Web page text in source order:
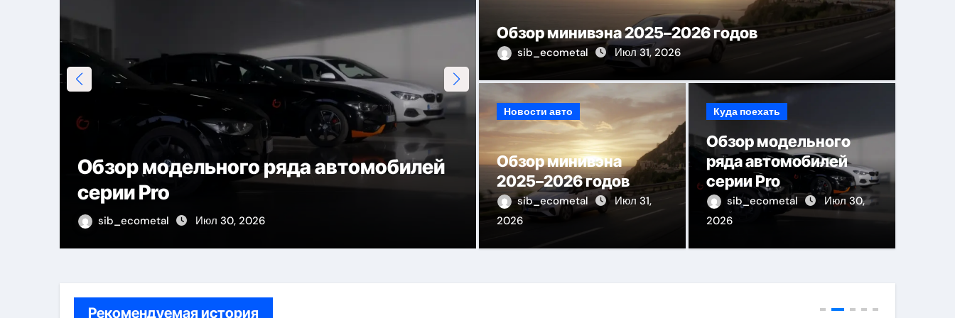
Ключевые особенности технического
обслуживания BMW
sib_ecometal Июл 20, 2026
Виды материалов для ногтевого
сервиса, наращивания ресниц и
депиляции
sib_ecometal Июл 13, 2026
Обзор минивэна 2025–2026 годов
sib_ecometal Июл 31, 2026
Новости авто
Обзор минивэна
2025–2026 годов
sib_ecometal
Июл 31,
2026
Куда поехать
Обзор модельного
ряда автомобилей
серии Pro
sib_ecometal
Июл 30,
2026
Рекомендуемая история